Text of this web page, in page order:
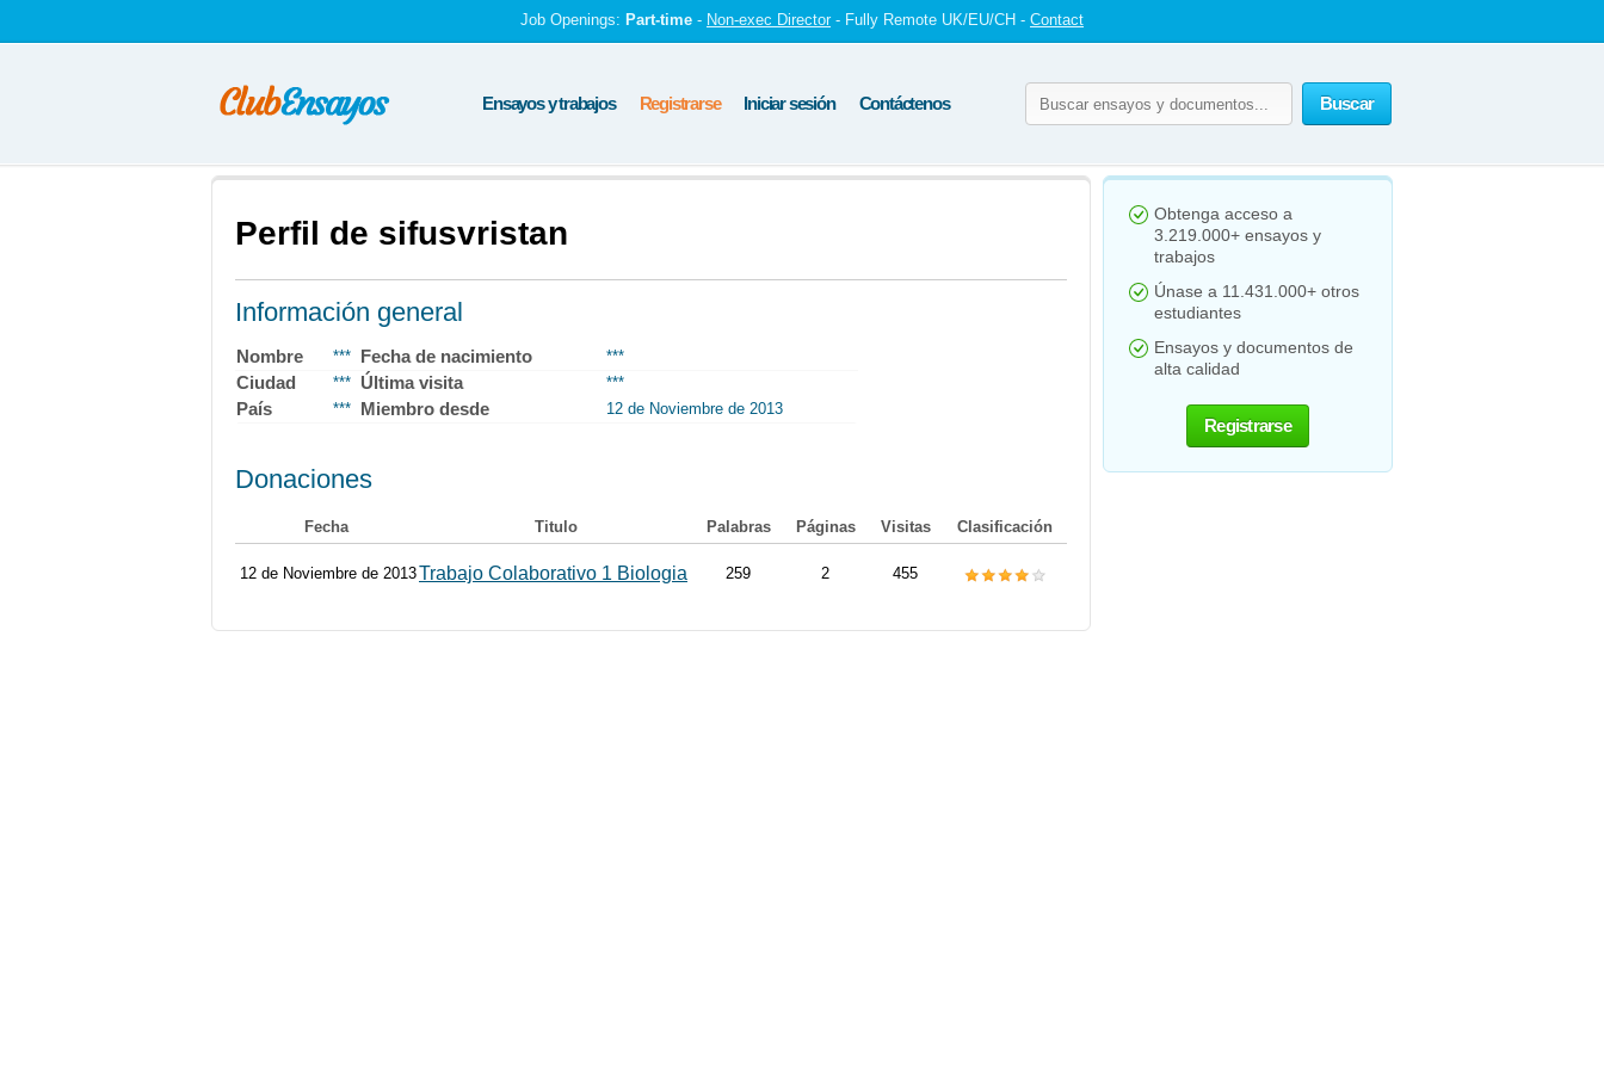
Job Openings: Part-time - Non-exec Director - Fully Remote UK/EU/CH - Contact
Buscar
Ensayos y trabajos Registrarse Iniciar sesión Contáctenos
Perfil de sifusvristan
Información general
Nombre *** Fecha de nacimiento ***
Ciudad *** Última visita ***
País *** Miembro desde 12 de Noviembre de 2013
Donaciones
Fecha Titulo Palabras Páginas Visitas Clasificación
12 de Noviembre de 2013Trabajo Colaborativo 1 Biologia 259 2 455
Obtenga acceso a
3.219.000+ ensayos y
trabajos
Únase a 11.431.000+ otros
estudiantes
Ensayos y documentos de
alta calidad
Registrarse